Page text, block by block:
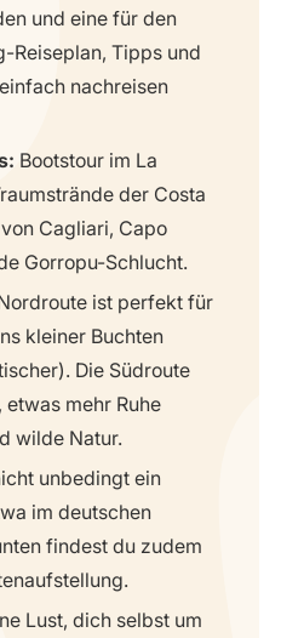
und eine für den
Reiseplan, Tipps und
nachreisen
Bootstour im La
der Costa
Cagliari, Capo
Gorropu-Schlucht.
ist perfekt für
kleiner Buchten
Die Südroute
mehr Ruhe
wilde Natur.
unbedingt ein
im deutschen
findest du zudem
Lust, dich selbst um